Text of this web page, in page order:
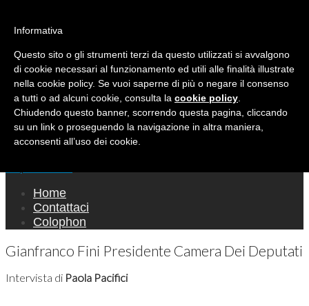
Mondo Italiano nel Mondo
LE INTERVISTE SONO AGLI ITALIANI CHE
RICOPRONO RUOLI ISTITUZIONALI, A
QUELLI CHE RAPPRESENTANO LA SOCIETÀ E
A CHI È UN "COMUNE CITTADINO" ...
PER TUTTO QUESTO SIAMO "ORGOGLIOSI
DI ESSERE ITALIANI"
Home
Contattaci
Colophon
Gianfranco Fini Presidente Camera Dei Deputati
Intervista di Paola Pacifici
Informativa
Questo sito o gli strumenti terzi da questo utilizzati si avvalgono
di cookie necessari al funzionamento ed utili alle finalità illustrate
nella cookie policy. Se vuoi saperne di più o negare il consenso
a tutti o ad alcuni cookie, consulta la cookie policy
Chiudendo questo banner, scorrendo questa pagina, cliccando
su un link o proseguendo la navigazione in altra maniera,
acconsenti all’uso dei cookie.